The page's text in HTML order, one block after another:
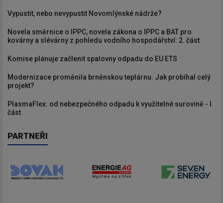
Vypustit, nebo nevypustit Novomlýnské nádrže?
Novela směrnice o IPPC, novela zákona o IPPC a BAT pro
kovárny a slévárny z pohledu vodního hospodářství: 2. část
Komise plánuje začlenit spalovny odpadu do EU ETS
Modernizace proměnila brněnskou teplárnu. Jak probíhal celý
projekt?
PlasmaFlex: od nebezpečného odpadu k využitelné surovině - I.
část
PARTNEŘI